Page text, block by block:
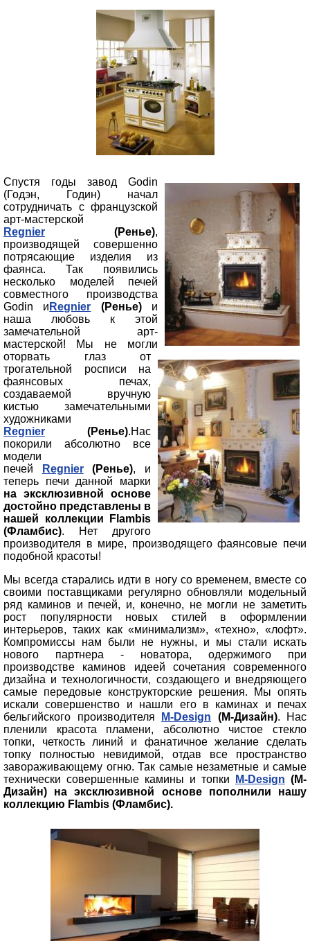
Спустя годы завод Godin
(Годэн, Годин) начал
сотрудничать с французской
арт-мастерской
Regnier
(Ренье),
производящей совершенно
потрясающие изделия из
фаянса. Так появились
несколько моделей печей
совместного производства
Godin и Regnier (Ренье)и
наша любовь к этой
замечательной арт-
мастерской! Мы не могли
оторвать глаз от
трогательной росписи на
фаянсовых печах,
создаваемой вручную
кистью замечательными
художниками
Regnier (Ренье).Нас
покорили абсолютно все
модели
печей
Regnier(Ренье), и
теперь печи данной марки
на эксклюзивной основе
достойно представлены в
нашей коллекции Flambis
(Фламбис). Нет другого
производителя в мире, производящего фаянсовые печи
подобной красоты!
Мы всегда старались идти в ногу со временем, вместе со
своими поставщиками регулярно обновляли модельный
ряд каминов и печей, и, конечно, не могли не заметить
рост популярности новых стилей в оформлении
интерьеров, таких как «минимализм», «техно», «лофт».
Компромиссы нам были не нужны, и мы стали искать
нового партнера - новатора, одержимого при
производстве каминов идеей сочетания современного
дизайна и технологичности, создающего и внедряющего
самые передовые конструкторские решения. Мы опять
искали совершенство и нашли его в каминах и печах
бельгийского производителя
M-Design (М-Дизайн). Нас
пленили красота пламени, абсолютно чистое стекло
топки, четкость линий и фанатичное желание сделать
топку полностью невидимой, отдав все пространство
завораживающему огню. Так самые незаметные и самые
технически совершенные камины и топки
M-Design (М-
Дизайн) на эксклюзивной основе пополнили нашу
коллекцию Flambis (Фламбис).